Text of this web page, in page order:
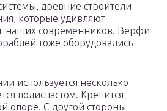
древние строители
которые удивляют
наших современников. Верфи
тоже оборудовались
используется несколько
полиспастом. Крепится
опоре. С другой стороны